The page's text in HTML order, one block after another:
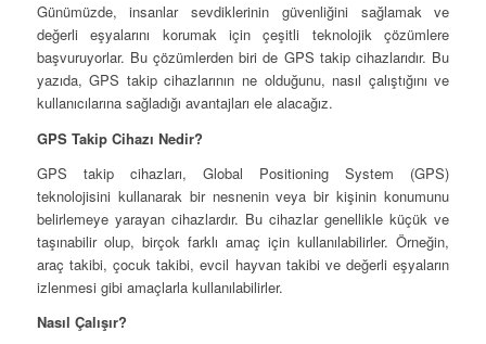
Günümüzde, insanlar sevdiklerinin güvenliğini sağlamak ve
değerli eşyalarını korumak için çeşitli teknolojik çözümlere
başvuruyorlar. Bu çözümlerden biri de GPS takip cihazlarıdır. Bu
yazıda, GPS takip cihazlarının ne olduğunu, nasıl çalıştığını ve
kullanıcılarına sağladığı avantajları ele alacağız.
GPS Takip Cihazı Nedir?
GPS takip cihazları, Global Positioning System (GPS)
teknolojisini kullanarak bir nesnenin veya bir kişinin konumunu
belirlemeye yarayan cihazlardır. Bu cihazlar genellikle küçük ve
taşınabilir olup, birçok farklı amaç için kullanılabilirler. Örneğin,
araç takibi, çocuk takibi, evcil hayvan takibi ve değerli eşyaların
izlenmesi gibi amaçlarla kullanılabilirler.
Nasıl Çalışır?